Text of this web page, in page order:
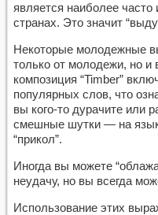
является наиболее
странах. Это значит
Некоторые молодежные
только от молодежи, но и
композиция “Timber”
популярных слов, что
вы кого-то дурачите или
смешные шутки — на
“прикол”.
Иногда вы можете
неудачу, но вы всегда
Использование этих